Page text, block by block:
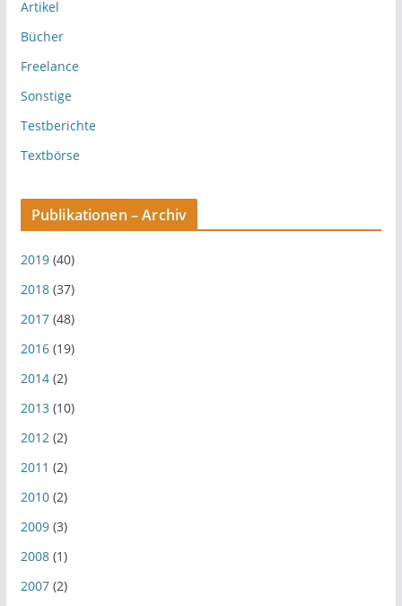
Artikel
Bücher
Freelance
Sonstige
Testberichte
Textbörse
Publikationen – Archiv
2019(40)
2018(37)
2017(48)
2016(19)
2014(2)
2013(10)
2012(2)
2011 (2)
2010(2)
2009(3)
2008(1)
2007(2)